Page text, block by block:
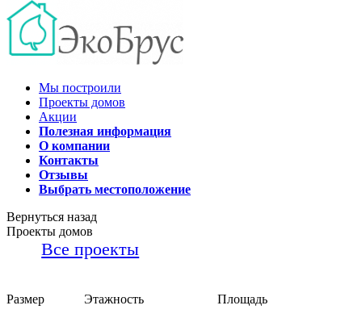
Мы построили
Проекты домов
Акции
Полезная информация
О компании
Контакты
Отзывы
Выбрать местоположение
Вернуться назад
Проекты домов
Все проекты
Размер
Этажность
Площадь